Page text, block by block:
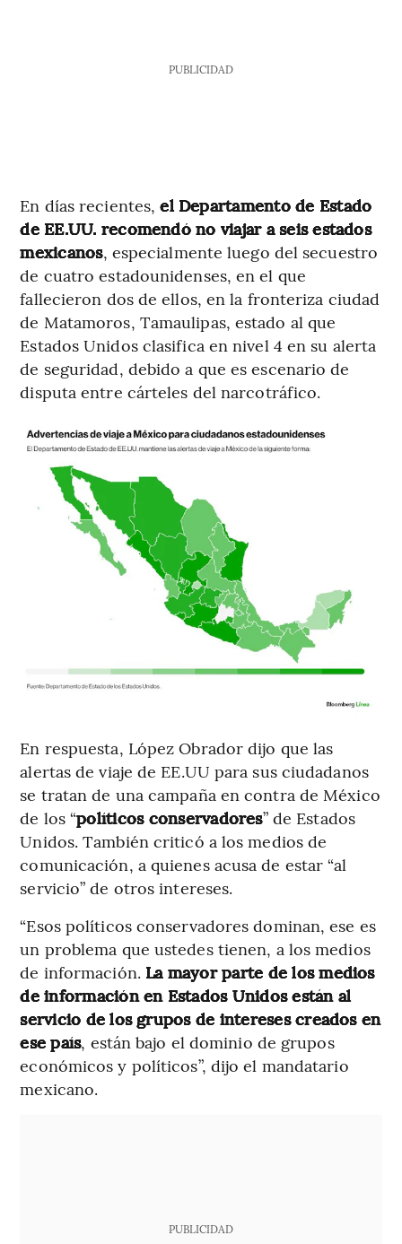
PUBLICIDAD
En días recientes,el Departamento de Estado
de EE.UU. recomendó no viajar a seis estados
mexicanos, especialmente luego del secuestro
de cuatro estadounidenses, en el que
fallecieron dos de ellos, en la fronteriza ciudad
de Matamoros, Tamaulipas, estado al que
Estados Unidos clasifica en nivel 4 en su alerta
de seguridad, debido a que es escenario de
disputa entre cárteles del narcotráfico.
En respuesta, López Obrador dijo que las
alertas de viaje de EE.UU para sus ciudadanos
se tratan de una campaña en contra de México
de los “políticos conservadores” de Estados
Unidos. También criticó a los medios de
comunicación, a quienes acusa de estar “al
servicio” de otros intereses.
“Esos políticos conservadores dominan, ese es
un problema que ustedes tienen, a los medios
de información. La mayor parte de los medios
de información en Estados Unidos están al
servicio de los grupos de intereses creados en
ese país, están bajo el dominio de grupos
económicos y políticos”, dijo el mandatario
mexicano.
PUBLICIDAD